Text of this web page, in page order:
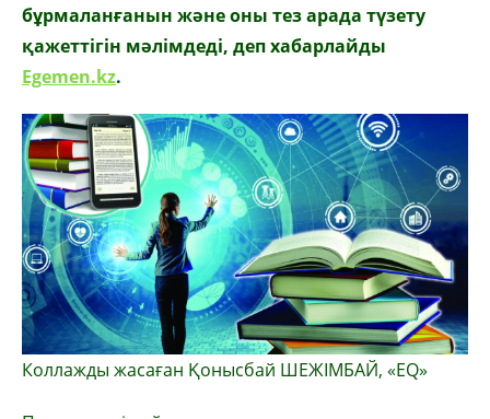
бұрмаланғанын және оны тез арада түзету
қажеттігін мәлімдеді, деп хабарлайды
Egemen.kz.
Коллажды жасаған Қонысбай ШЕЖІМБАЙ, «EQ»